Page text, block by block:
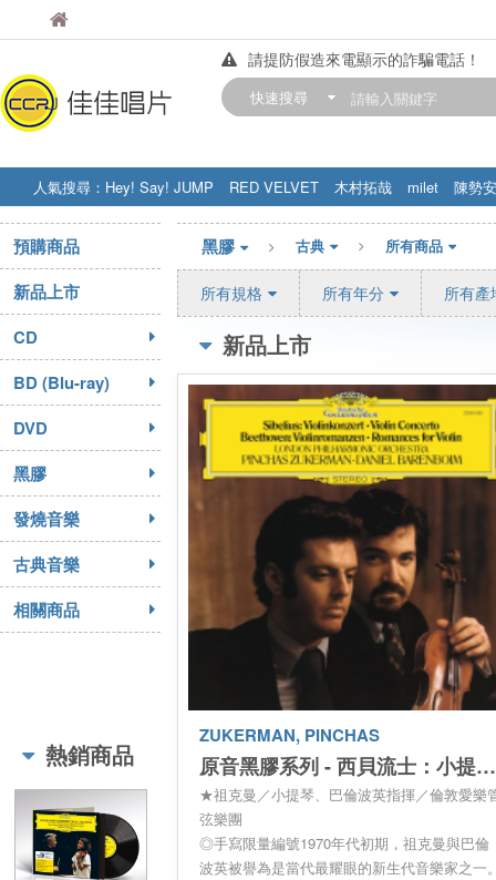
佳佳唱片
請提防假造來電顯示的詐騙電話！
【中華門市營業時間調整公告】
訂購金額滿200元，即享免運優惠!!
快速搜尋
人氣搜尋： Hey! Say! JUMP RED VELVET 木村拓哉 milet
陳勢安
STRAY KIDS
盧廣仲 周杰伦
預購商品
新品上市
CD
BD (Blu-ray)
DVD
黑膠
發燒音樂
古典音樂
相關商品
熱銷商品
黑膠 古典 所有商品
所有規格 所有年分 所有產
新品上市
ZUKERMAN, PINCHAS
原音黑膠系列 - 西貝流士：小提琴協奏曲 / 貝多芬：兩首小提琴浪漫曲 (LP)／Original Source Series - Sibelius : Violin Concerto ; Beethoven : Romances For Violin (LP)
★祖克曼／小提琴、巴倫波英指揮／倫敦愛樂
弦樂團
◎手寫限量編號1970年代初期，祖克曼與巴倫
波英被譽為是當代最耀眼的新生代音樂家之一